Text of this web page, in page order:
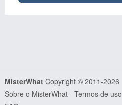
MisterWhat Copyright © 2011-2026
Sobre o MisterWhat - Termos de uso